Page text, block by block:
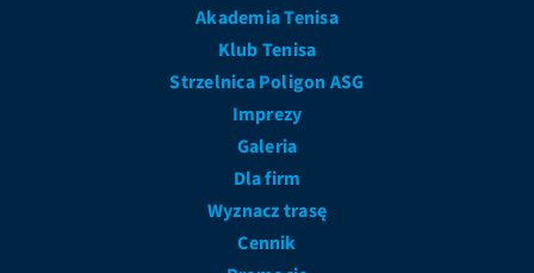
Akademia Tenisa
Klub Tenisa
Strzelnica Poligon ASG
Imprezy
Galeria
Dla firm
Wyznacz trasę
Cennik